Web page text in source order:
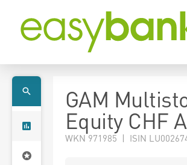
GAM
Equity CHF A
WKN 971985 | ISIN